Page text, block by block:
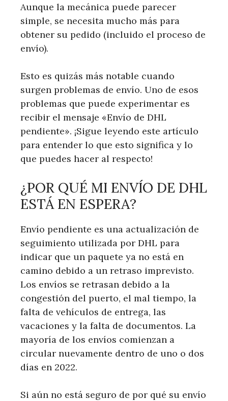
Aunque la mecánica puede parecer
simple, se necesita mucho más para
obtener su pedido (incluido el proceso de
envío).
Esto es quizás más notable cuando
surgen problemas de envío. Uno de esos
problemas que puede experimentar es
recibir el mensaje «Envío de DHL
pendiente». ¡Sigue leyendo este artículo
para entender lo que esto significa y lo
que puedes hacer al respecto!
¿POR QUÉ MI ENVÍO DE DHL
ESTÁ EN ESPERA?
Envío pendiente es una actualización de
seguimiento utilizada por DHL para
indicar que un paquete ya no está en
camino debido a un retraso imprevisto.
Los envíos se retrasan debido a la
congestión del puerto, el mal tiempo, la
falta de vehículos de entrega, las
vacaciones y la falta de documentos. La
mayoría de los envíos comienzan a
circular nuevamente dentro de uno o dos
días en 2022.
Si aún no está seguro de por qué su envío